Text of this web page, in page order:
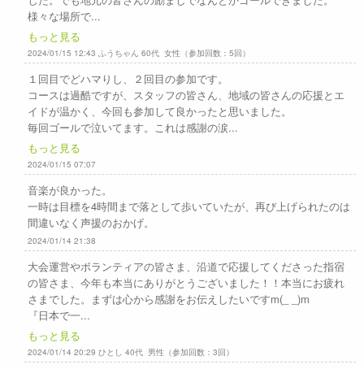
様々な場所で...
もっと見る
2024/01/15 12:43 ふうちゃん 60代 女性（参加回数：5回）
１回目でどハマりし、２回目の参加です。
コースは過酷ですが、スタッフの皆さん、地域の皆さんの応援とエ
イドが温かく、今回も参加して良かったと思いました。
毎回ゴールで泣いてます。これは感謝の涙...
もっと見る
2024/01/15 07:07
音楽が良かった。
一時は目標を4時間まで落として歩いていたが、再び上げられたのは
間違いなく声援のおかげ。
2024/01/14 21:38
大会運営やボランティアの皆さま、沿道で応援してくださった指宿
の皆さま、今年も本当にありがとうございました！！本当にお疲れ
さまでした。まずは心から感謝をお伝えしたいですm(_ _)m
『日本で一...
もっと見る
2024/01/14 20:29 ひとし 40代 男性（参加回数：3回）